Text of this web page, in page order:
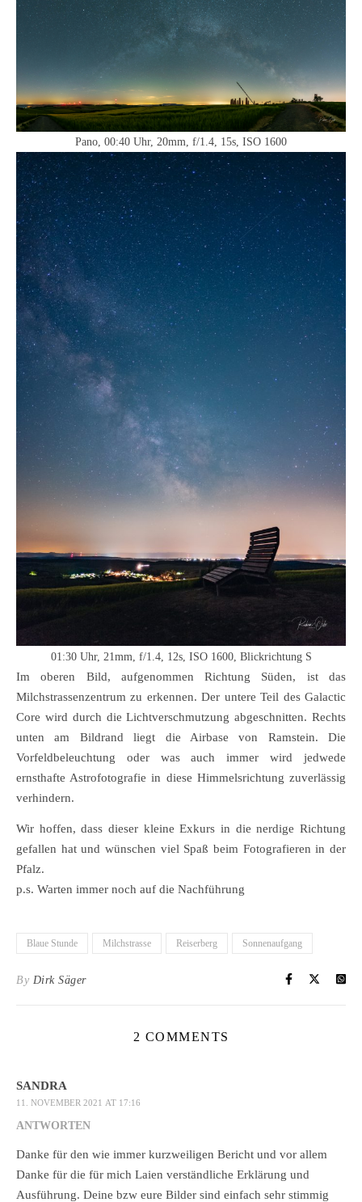
Pano, 00:40 Uhr, 20mm, f/1.4, 15s, ISO 1600
01:30 Uhr, 21mm, f/1.4, 12s, ISO 1600, Blickrichtung S
Im oberen Bild, aufgenommen Richtung Süden, ist das
Milchstrassenzentrum zu erkennen. Der untere Teil des Galactic
Core wird durch die Lichtverschmutzung abgeschnitten. Rechts
unten am Bildrand liegt die Airbase von Ramstein. Die
Vorfeldbeleuchtung oder was auch immer wird jedwede
ernsthafte Astrofotografie in diese Himmelsrichtung zuverlässig
verhindern.
Wir hoffen, dass dieser kleine Exkurs in die nerdige Richtung
gefallen hat und wünschen viel Spaß beim Fotografieren in der
Pfalz.
p.s. Warten immer noch auf die Nachführung
Blaue Stunde Milchstrasse Reiserberg Sonnenaufgang
By Dirk Säger
2 COMMENTS
SANDRA
11. NOVEMBER 2021 AT 17:16
ANTWORTEN
Danke für den wie immer kurzweiligen Bericht und vor allem
Danke für die für mich Laien verständliche Erklärung und
Ausführung. Deine bzw eure Bilder sind einfach sehr stimmig